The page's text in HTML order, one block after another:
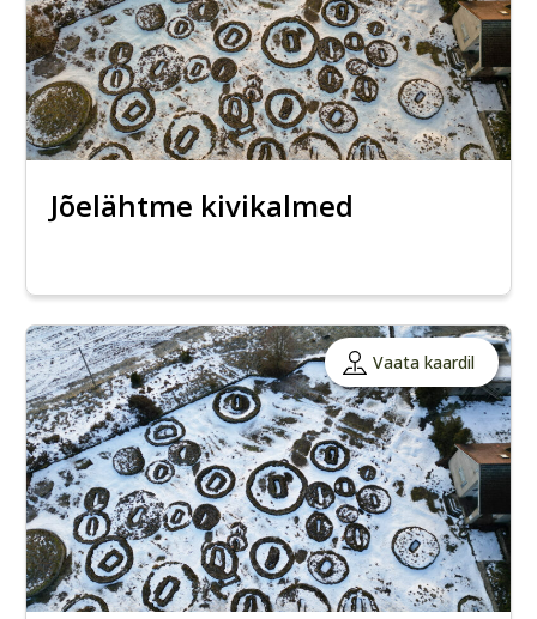
Jõelähtme kivikalmed
Vaata kaardil